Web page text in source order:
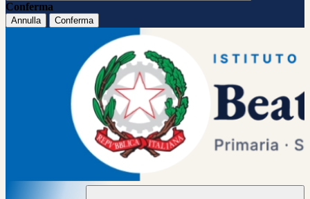
Conferma
Annulla Conferma